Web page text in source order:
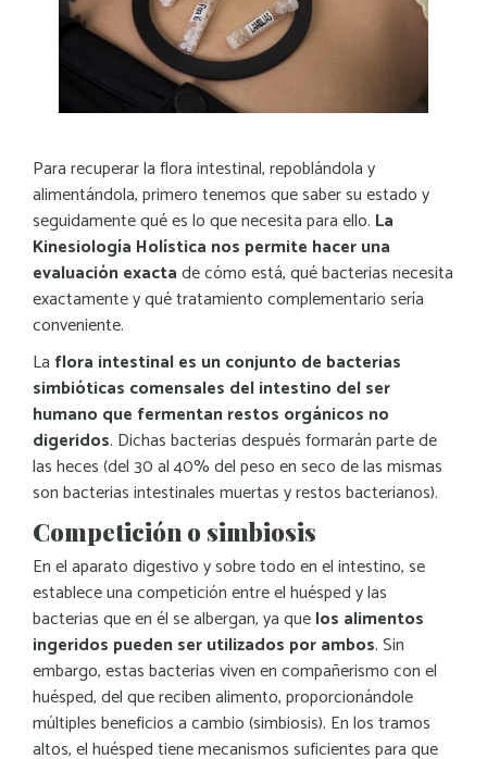
Para recuperar la flora intestinal, repoblándola y
alimentándola, primero tenemos que saber su estado y
seguidamente qué es lo que necesita para ello. La
Kinesiología Holística nos permite hacer una
evaluación exactade cómo está, qué bacterias necesita
exactamente y qué tratamiento complementario sería
conveniente.
La flora intestinal es un conjunto de bacterias
simbióticas comensales del intestino del ser
humano que fermentan restos orgánicos no
digeridos. Dichas bacterias después formarán parte de
las heces (del 30 al 40% del peso en seco de las mismas
son bacterias intestinales muertas y restos bacterianos).
Competición o simbiosis
En el aparato digestivo y sobre todo en el intestino, se
establece una competición entre el huésped y las
bacterias que en él se albergan, ya quelos alimentos
ingeridos pueden ser utilizados por ambos. Sin
embargo, estas bacterias viven en compañerismo con el
huésped, del que reciben alimento, proporcionándole
múltiples beneficios a cambio (simbiosis). En los tramos
altos, el huésped tiene mecanismos suficientes para que